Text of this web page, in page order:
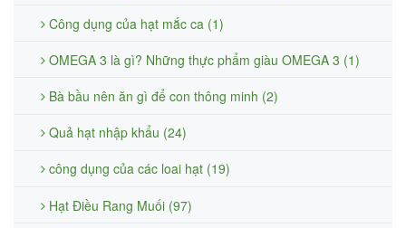
Công dụng của hạt mắc ca (1)
OMEGA 3 là gì? Những thực phẩm giàu OMEGA 3 (1)
Bà bầu nên ăn gì để con thông minh (2)
Quả hạt nhập khẩu (24)
công dụng của các loai hạt (19)
Hạt Điều Rang Muối (97)